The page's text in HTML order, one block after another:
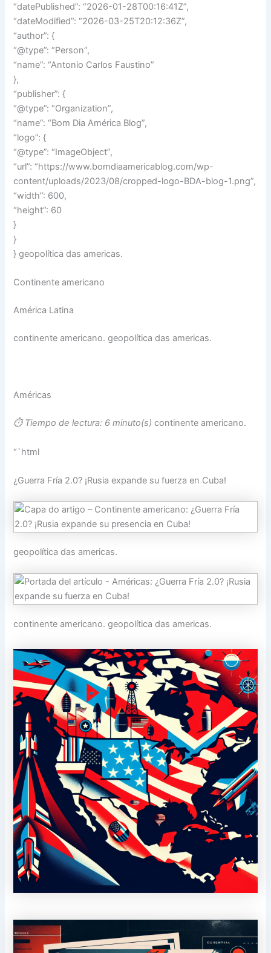
“datePublished”: “2026-01-28T00:16:41Z”,
“dateModified”: “2026-03-25T20:12:36Z”,
“author”: {
“@type”: “Person”,
“name”: “Antonio Carlos Faustino”
},
“publisher”: {
“@type”: “Organization”,
“name”: “Bom Dia América Blog”,
“logo”: {
“@type”: “ImageObject”,
“url”: “https://www.bomdiaamericablog.com/wp-
content/uploads/2023/08/cropped-logo-BDA-blog-1.png”,
“width”: 600,
“height”: 60
}
}
} geopolítica das americas.
Continente americano
América Latina
continente americano. geopolítica das americas.
Américas
⏱️ Tiempo de lectura: 6 minuto(s) continente americano.
“`html
¿Guerra Fría 2.0? ¡Rusia expande su fuerza en Cuba!
geopolítica das americas.
continente americano. geopolítica das americas.